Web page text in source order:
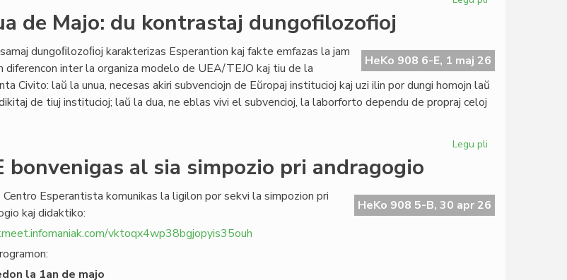
Tokio
de Majo: du kontrastaj dungofilozofioj
HeKo 908 6-E, 1 maj 26
dungoﬁlozoﬁoj karakterizas Esperantion kaj fakte emfazas la jam
diferencon inter la organiza modelo de UEA/TEJO kaj tiu de la
Civito: laŭ la unua, necesas akiri subvenciojn de Eŭropaj institucioj kaj uzi ilin por dungi homojn laŭ
de tiuj institucioj; laŭ la dua, ne eblas vivi el subvencioj, la laborforto dependu de propraj celoj
Legu pli
du
kontrastaj
bonvenigas al sia simpozio pri andragogio
HeKo 908 5-B, 30 apr 26
Centro Esperantista komunikas la ligilon por sekvi la simpozion pri
kaj didaktiko:
vktoqx4wp38bgjopyis35ouh
la 1an de majo